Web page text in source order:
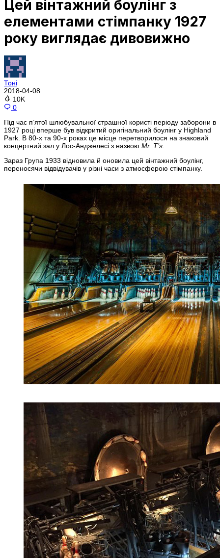
Цей вінтажний боулінг з
елементами стімпанку 1927
року виглядає дивовижно
Тоні
2018-04-08
10K
0
Під час п’ятої шлюбувальної страшної користі періоду заборони в
1927 році вперше був відкритий оригінальний боулінг у Highland
Park. В 80-х та 90-х роках це місце перетворилося на знаковий
концертний зал у Лос-Анджелесі з назвою Mr. T’s.
Зараз Група 1933 відновила й оновила цей вінтажний боулінг,
переносячи відвідувачів у різні часи з атмосферою стімпанку.